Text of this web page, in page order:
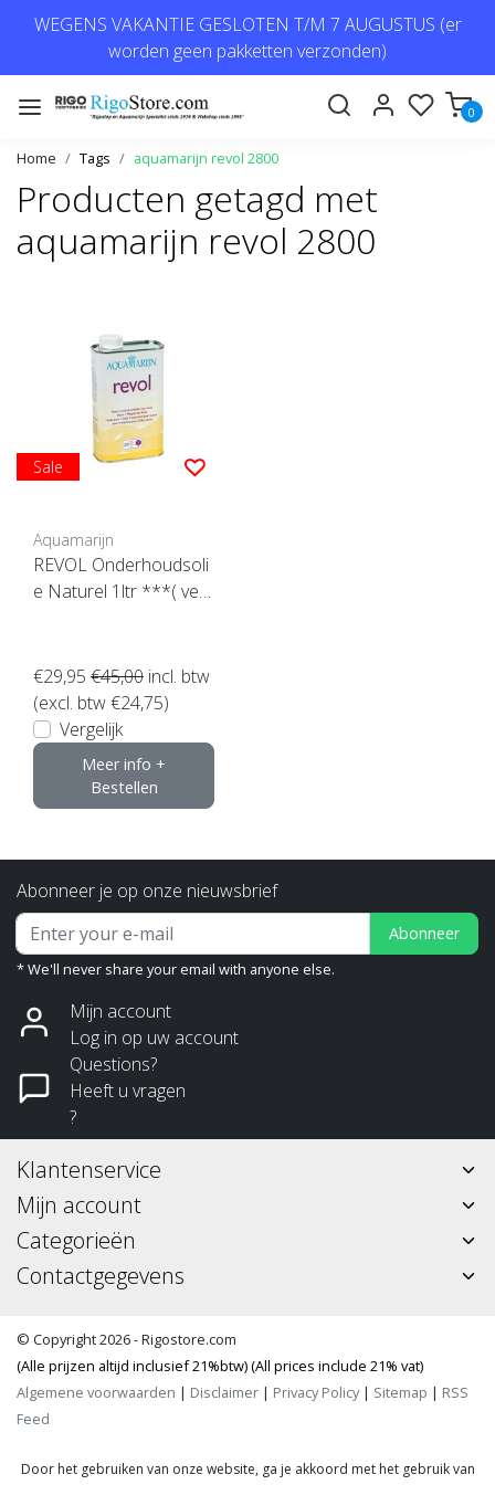
WEGENS VAKANTIE GESLOTEN T/M 7 AUGUSTUS (er
worden geen pakketten verzonden)
0
Home Tags aquamarijn revol 2800
Producten getagd met
aquamarijn revol 2800
Sale
Aquamarijn
REVOL Onderhoudsoli
e Naturel 1ltr ***( verv
€29,95 €45,00 incl. btw
(excl. btw €24,75)
Vergelijk
Meer info +
Bestellen
Abonneer je op onze nieuwsbrief
Abonneer
* We'll never share your email with anyone else.
Mijn account
Log in op uw account
Questions?
Heeft u vragen
?
Klantenservice
Mijn account
Categorieën
Contactgegevens
© Copyright 2026 - Rigostore.com
(Alle prijzen altijd inclusief 21%btw) (All prices include 21% vat)
Algemene voorwaarden | Disclaimer | Privacy Policy| Sitemap | RSS
Feed
Door het gebruiken van onze website, ga je akkoord met het gebruik van